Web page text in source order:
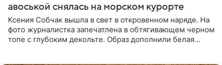
авоськой снялась на морском курорте
Ксения Собчак вышла в свет в откровенном наряде. На
фото журналистка запечатлена в обтягивающем черном
топе с глубоким декольте. Образ дополнили белая